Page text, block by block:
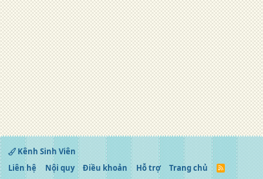
Kênh Sinh Viên
Liên hệ
Nội quy Điều khoản Hỗ trợ Trang chủ
R